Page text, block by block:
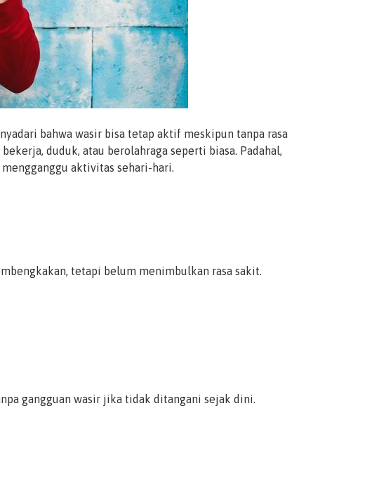
bahwa wasir bisa tetap aktif meskipun tanpa rasa
duduk, atau berolahraga seperti biasa. Padahal,
aktivitas sehari-hari.
tetapi belum menimbulkan rasa sakit.
gangguan wasir jika tidak ditangani sejak dini.